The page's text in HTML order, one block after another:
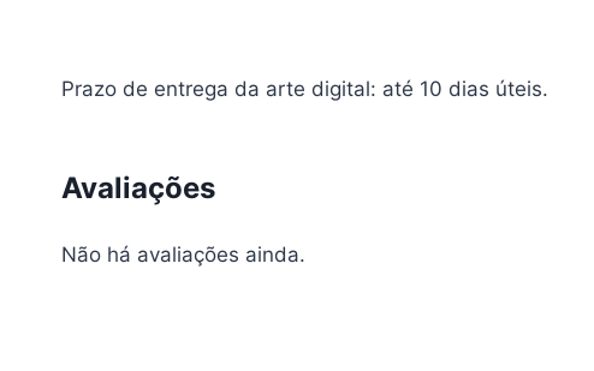
Prazo de entrega da arte digital: até 10 dias úteis.
Avaliações
Não há avaliações ainda.